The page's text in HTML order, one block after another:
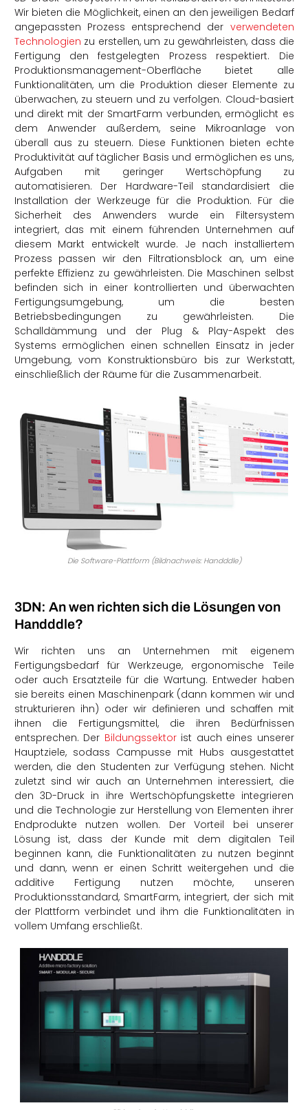
Wir bieten die Möglichkeit, einen an den jeweiligen Bedarf
angepassten Prozess entsprechend der verwendeten
Technologien zu erstellen, um zu gewährleisten, dass die
Fertigung den festgelegten Prozess respektiert. Die
Produktionsmanagement-Oberfläche bietet alle
Funktionalitäten, um die Produktion dieser Elemente zu
überwachen, zu steuern und zu verfolgen. Cloud-basiert
und direkt mit der SmartFarm verbunden, ermöglicht es
dem Anwender außerdem, seine Mikroanlage von
überall aus zu steuern. Diese Funktionen bieten echte
Produktivität auf täglicher Basis und ermöglichen es uns,
Aufgaben mit geringer Wertschöpfung zu
automatisieren. Der Hardware-Teil standardisiert die
Installation der Werkzeuge für die Produktion. Für die
Sicherheit des Anwenders wurde ein Filtersystem
integriert, das mit einem führenden Unternehmen auf
diesem Markt entwickelt wurde. Je nach installiertem
Prozess passen wir den Filtrationsblock an, um eine
perfekte Effizienz zu gewährleisten. Die Maschinen selbst
befinden sich in einer kontrollierten und überwachten
Fertigungsumgebung, um die besten
Betriebsbedingungen zu gewährleisten. Die
Schalldämmung und der Plug & Play-Aspekt des
Systems ermöglichen einen schnellen Einsatz in jeder
Umgebung, vom Konstruktionsbüro bis zur Werkstatt,
einschließlich der Räume für die Zusammenarbeit.
Die Software-Plattform (Bildnachweis: Handddle)
3DN: An wen richten sich die Lösungen von
Handddle?
Wir richten uns an Unternehmen mit eigenem
Fertigungsbedarf für Werkzeuge, ergonomische Teile
oder auch Ersatzteile für die Wartung. Entweder haben
sie bereits einen Maschinenpark (dann kommen wir und
strukturieren ihn) oder wir definieren und schaffen mit
ihnen die Fertigungsmittel, die ihren Bedürfnissen
entsprechen. Der Bildungssektorist auch eines unserer
Hauptziele, sodass Campusse mit Hubs ausgestattet
werden, die den Studenten zur Verfügung stehen. Nicht
zuletzt sind wir auch an Unternehmen interessiert, die
den 3D-Druck in ihre Wertschöpfungskette integrieren
und die Technologie zur Herstellung von Elementen ihrer
Endprodukte nutzen wollen. Der Vorteil bei unserer
Lösung ist, dass der Kunde mit dem digitalen Teil
beginnen kann, die Funktionalitäten zu nutzen beginnt
und dann, wenn er einen Schritt weitergehen und die
additive Fertigung nutzen möchte, unseren
Produktionsstandard, SmartFarm, integriert, der sich mit
der Plattform verbindet und ihm die Funktionalitäten in
vollem Umfang erschließt.